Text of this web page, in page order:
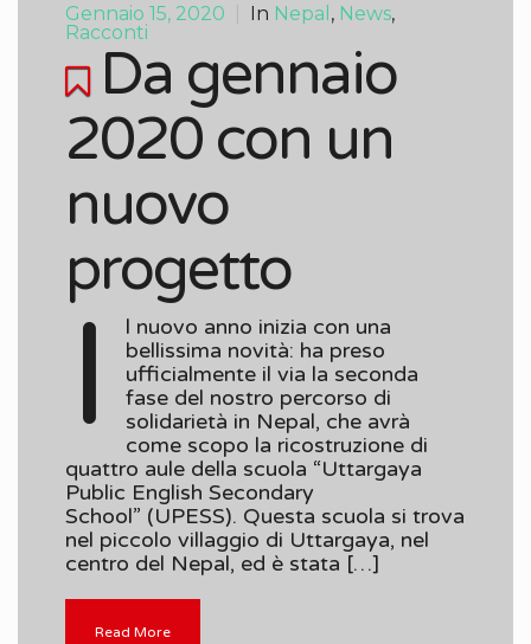
Gennaio 15, 2020 In Nepal , News,
Racconti
Da gennaio
2020 con un
nuovo
progetto
I
l nuovo anno inizia con una
bellissima novità: ha preso
ufficialmente il via la seconda
fase del nostro percorso di
solidarietà in Nepal, che avrà
come scopo la ricostruzione di
quattro aule della scuola “Uttargaya
Public English Secondary
School” (UPESS). Questa scuola si trova
nel piccolo villaggio di Uttargaya, nel
centro del Nepal, ed è stata […]
Read More